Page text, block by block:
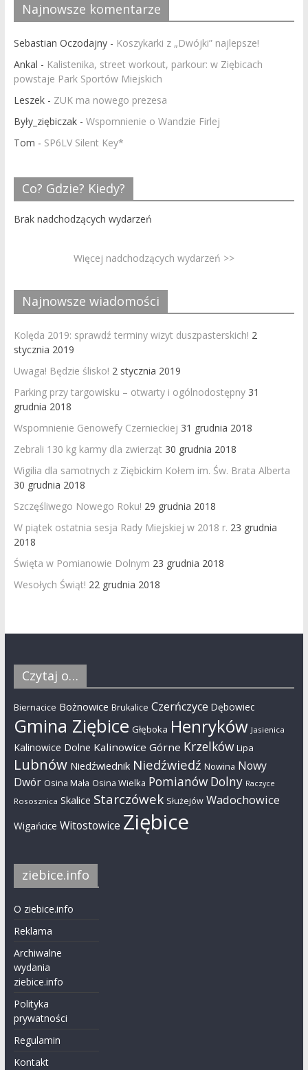
Najnowsze komentarze
Sebastian Oczodajny- Koszykarki z „Dwójki” najlepsze!
Ankal - Kalistenika, street workout, parkour: w Ziębicach
powstaje Park Sportów Miejskich
Leszek- ZUK ma nowego prezesa
Były_ziębiczak- Wspomnienie o Wandzie Firlej
Tom - SP6LV Silent Key*
Co? Gdzie? Kiedy?
Brak nadchodzących wydarzeń
Więcej nadchodzących wydarzeń >>
Najnowsze wiadomości
Kolęda 2019: sprawdź terminy wizyt duszpasterskich! 2
stycznia 2019
Uwaga! Będzie ślisko! 2 stycznia 2019
Parking przy targowisku – otwarty i ogólnodostępny 31
grudnia 2018
Wspomnienie Genowefy Czernieckiej 31 grudnia 2018
Zebrali 130 kg karmy dla zwierząt 30 grudnia 2018
Wigilia dla samotnych z Ziębickim Kołem im. Św. Brata Alberta
30 grudnia 2018
Szczęśliwego Nowego Roku! 29 grudnia 2018
W piątek ostatnia sesja Rady Miejskiej w 2018 r. 23 grudnia
2018
Święta w Pomianowie Dolnym 23 grudnia 2018
Wesołych Świąt! 22 grudnia 2018
Czytaj o…
Biernacice Bożnowice Brukalice Czerńczyce Dębowiec
Gmina Ziębice Głęboka Henryków Jasienica
Kalinowice Dolne Kalinowice Górne Krzelków Lipa
Lubnów Niedźwiednik Niedźwiedź Nowina Nowy
Dwór Osina Mała Osina Wielka Pomianów Dolny Raczyce
Rososznica Skalice Starczówek Służejów Wadochowice
Wigańcice Witostowice Ziębice
ziebice.info
O ziebice.info
Reklama
Archiwalne
wydania
ziebice.info
Polityka
prywatności
Regulamin
Kontakt